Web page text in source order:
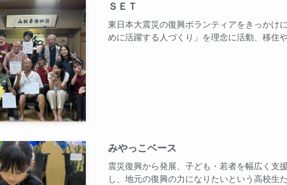
ＳＥＴ
東日本大震災の復興ボランティアをきっかけ
めに活躍する人づくり」を理念に活動、移住
みやっこベース
震災復興から発展、子ども・若者を幅広く支
し、地元の復興の力になりたいという高校生